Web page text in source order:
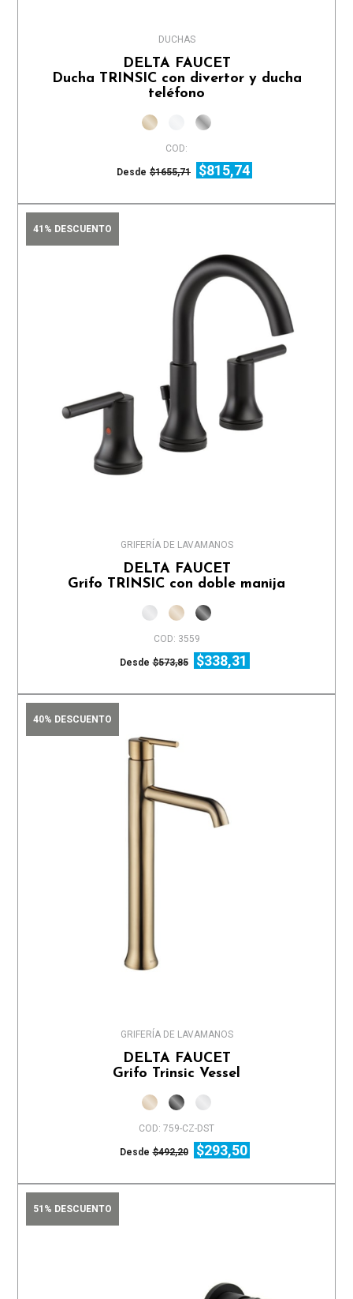
DUCHAS
DELTA FAUCET
Ducha TRINSIC con divertor y ducha
teléfono
COD:
Desde $1655,71 $815,74
GRIFERÍA DE LAVAMANOS
DELTA FAUCET
Grifo TRINSIC con doble manija
COD: 3559
Desde $573,85 $338,31
41% DESCUENTO
GRIFERÍA DE LAVAMANOS
DELTA FAUCET
Grifo Trinsic Vessel
COD: 759-CZ-DST
Desde $492,20 $293,50
40% DESCUENTO
51% DESCUENTO